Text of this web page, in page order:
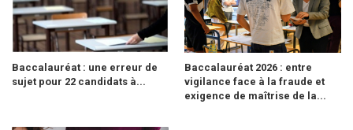
Baccalauréat : une erreur de
sujet pour 22 candidats à...
Baccalauréat 2026 : entre
vigilance face à la fraude et
exigence de maîtrise de la...